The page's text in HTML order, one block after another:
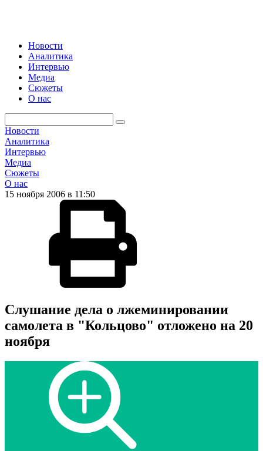
Новости
Аналитика
Интервью
Медиа
Сюжеты
О нас
Новости
Аналитика
Интервью
Медиа
Сюжеты
О нас
15 ноября 2006 в 11:50
Слушание дела о лжеминировании
самолета в "Кольцово" отложено на 20
ноября